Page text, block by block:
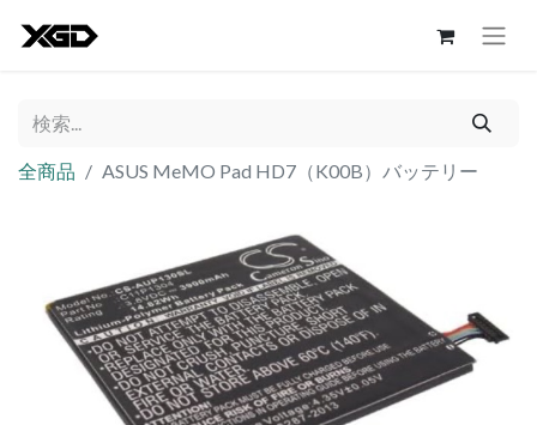
全商品 ASUS MeMO Pad HD7（K00B）バッテリー